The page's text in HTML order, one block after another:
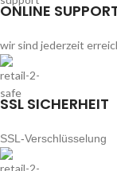
ONLINE
wir sind jederzeit
SSL SICHERHEIT
SSL-Verschlüsselung